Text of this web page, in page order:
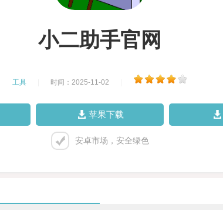
小二助手官网
工具 时间：2025-11-02
苹果下载
安卓市场，安全绿色